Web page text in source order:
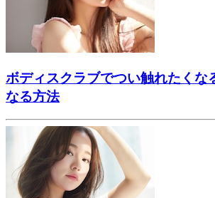
ボディスクラブでつい触れたくな
なる方法